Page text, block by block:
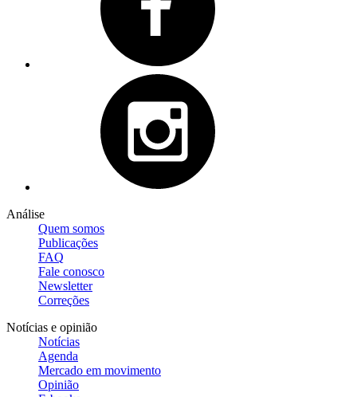
Análise
Quem somos
Publicações
FAQ
Fale conosco
Newsletter
Correções
Notícias e opinião
Notícias
Agenda
Mercado em movimento
Opinião